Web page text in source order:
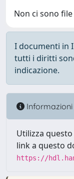
Non ci sono
I documenti in
tutti i diritti
indicazione.
Informazioni
Utilizza
link a questo
https://